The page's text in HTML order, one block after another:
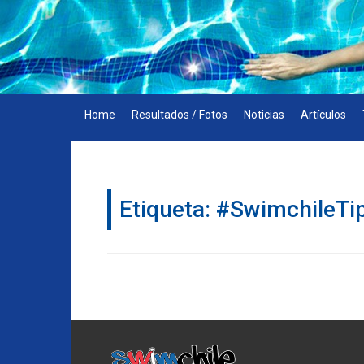
Skip
to
content
Home Resultados / Fotos Noticias Artículos
Etiqueta:
de
entradas